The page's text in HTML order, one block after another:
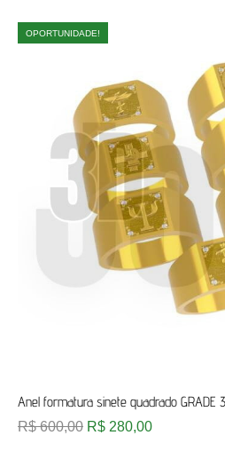
OPORTUNIDADE!
Anel formatura sinete quadrado GRADE
R$600,00 R$ 280,00